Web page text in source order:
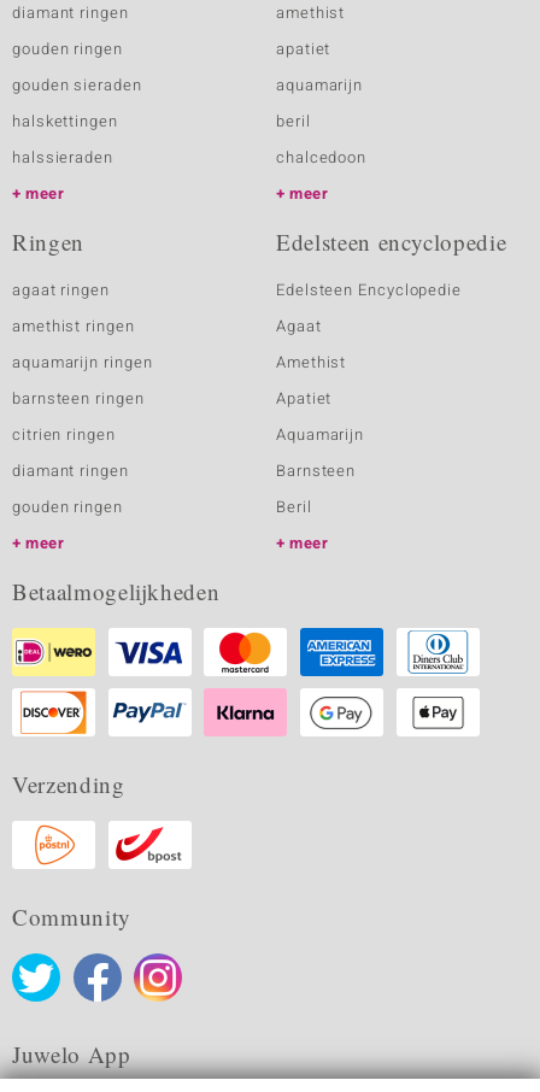
diamant ringen
gouden ringen
gouden sieraden
halskettingen
halssieraden
meer
amethist
apatiet
aquamarijn
beril
chalcedoon
meer
Ringen
agaat ringen
amethist ringen
aquamarijn ringen
barnsteen ringen
citrien ringen
diamant ringen
gouden ringen
meer
Edelsteen encyclopedie
Edelsteen Encyclopedie
Agaat
Amethist
Apatiet
Aquamarijn
Barnsteen
Beril
meer
Betaalmogelijkheden
Verzending
Community
Juwelo App